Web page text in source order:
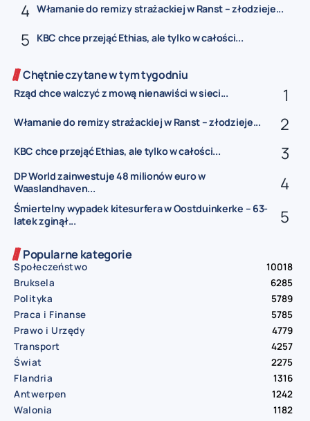
Włamanie do remizy strażackiej w Ranst – złodzieje...
KBC chce przejąć Ethias, ale tylko w całości...
Chętnie czytane w tym tygodniu
Rząd chce walczyć z mową nienawiści w sieci...
Włamanie do remizy strażackiej w Ranst – złodzieje...
KBC chce przejąć Ethias, ale tylko w całości...
DP World zainwestuje 48 milionów euro w
Waaslandhaven...
Śmiertelny wypadek kitesurfera w Oostduinkerke – 63-
latek zginął...
Popularne kategorie
Społeczeństwo
10018
Bruksela
6285
Polityka
5789
Praca i Finanse
5785
Prawo i Urzędy
4779
Transport
4257
Świat
2275
Flandria
1316
Antwerpen
1242
Walonia
1182